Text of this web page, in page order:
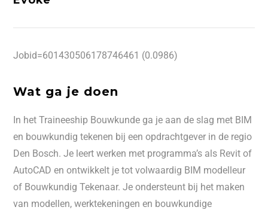
Jobid=601430506178746461 (0.0986)
Wat ga je doen
In het Traineeship Bouwkunde ga je aan de slag met BIM
en bouwkundig tekenen bij een opdrachtgever in de regio
Den Bosch. Je leert werken met programma’s als Revit of
AutoCAD en ontwikkelt je tot volwaardig BIM modelleur
of Bouwkundig Tekenaar. Je ondersteunt bij het maken
van modellen, werktekeningen en bouwkundige